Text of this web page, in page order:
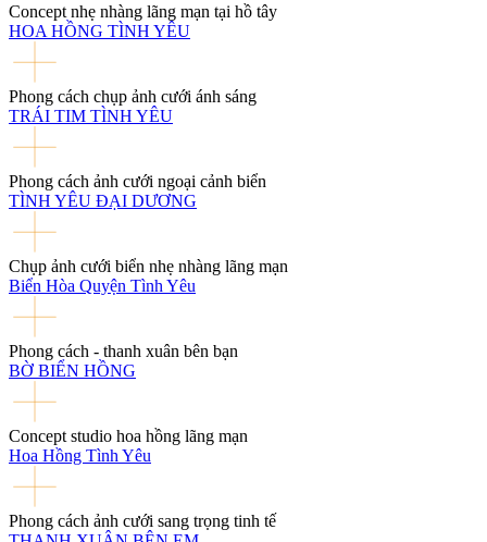
Concept nhẹ nhàng lãng mạn tại hồ tây
HOA HỒNG TÌNH YÊU
Phong cách chụp ảnh cưới ánh sáng
TRÁI TIM TÌNH YÊU
Phong cách ảnh cưới ngoại cảnh biển
TÌNH YÊU ĐẠI DƯƠNG
Chụp ảnh cưới biển nhẹ nhàng lãng mạn
Biển Hòa Quyện Tình Yêu
Phong cách - thanh xuân bên bạn
BỜ BIỂN HỒNG
Concept studio hoa hồng lãng mạn
Hoa Hồng Tình Yêu
Phong cách ảnh cưới sang trọng tinh tế